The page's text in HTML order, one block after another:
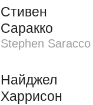
Стивен
Саракко
Stephen Saracco
Найджел
Харрисон